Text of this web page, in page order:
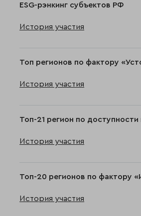
ESG-рэнкинг субъектов РФ
История участия
Топ регионов по фактору
История участия
Топ-21 регион по
История участия
Топ-20 регионов по фактору
История участия